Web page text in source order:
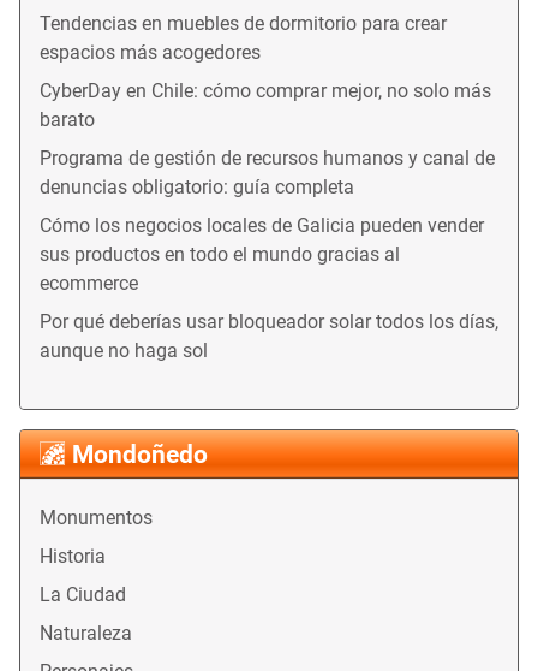
Mondoñedo
Monumentos
Historia
La Ciudad
Naturaleza
Tendencias en muebles de dormitorio para crear
espacios más acogedores
CyberDay en Chile: cómo comprar mejor, no solo más
barato
Programa de gestión de recursos humanos y canal de
denuncias obligatorio: guía completa
Cómo los negocios locales de Galicia pueden vender
sus productos en todo el mundo gracias al
ecommerce
Por qué deberías usar bloqueador solar todos los días,
aunque no haga sol